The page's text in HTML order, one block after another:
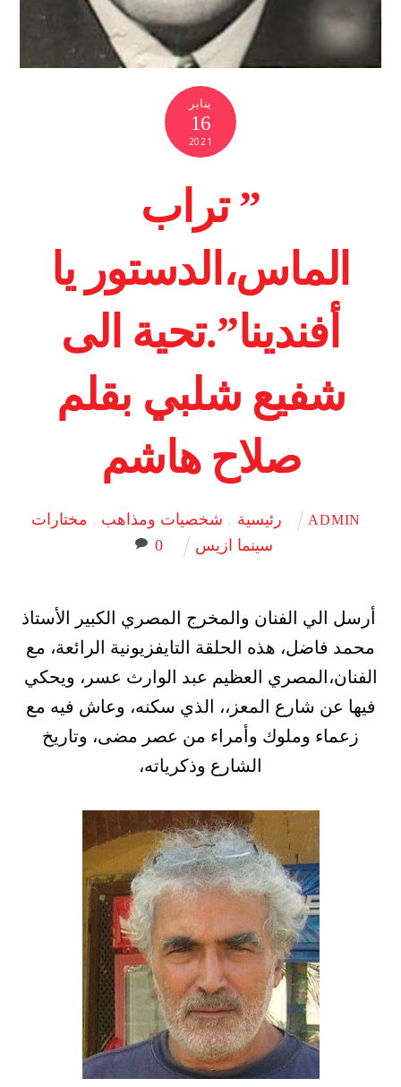
يناير
16
2021
” تراب
الماس،الدستور يا
أفندينا”.تحية الى
شفيع شلبي بقلم
صلاح هاشم
ADMIN رئيسية شخصيات ومذاهب
مختارات
سينما ازيس
0
أرسل الي الفنان والمخرج المصري الكبير الأستاذ
محمد فاضل، هذه الحلقة التايفزيونية الرائعة، مع
الفنان،المصري العظيم عبد الوارث عسر، ويحكي
فيها عن شارع المعز،، الذي سكنه، وعاش فيه مع
زعماء وملوك وأمراء من عصر مضى، وتاريخ
الشارع وذكرياته،